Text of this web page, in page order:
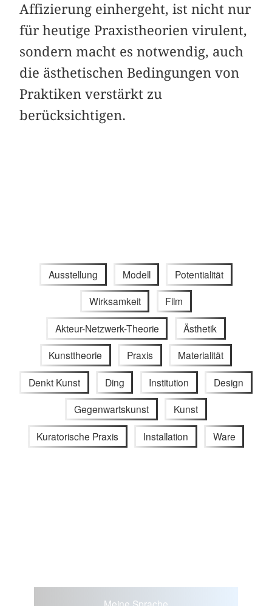
Affizierung einhergeht, ist nicht nur
für heutige Praxistheorien virulent,
sondern macht es notwendig, auch
die ästhetischen Bedingungen von
Praktiken verstärkt zu
berücksichtigen.
Ausstellung Modell Potentialität
Wirksamkeit Film
Akteur-Netzwerk-Theorie Ästhetik
Kunsttheorie Praxis Materialität
Denkt Kunst Ding Institution Design
Gegenwartskunst Kunst
Kuratorische Praxis Installation Ware